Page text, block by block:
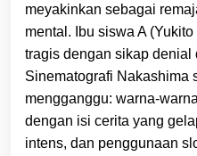
meyakinkan sebagai
mental. Ibu siswa A
tragis dengan sikap denial
Sinematografi Nakashima
mengganggu: warna-
dengan isi cerita yang
intens, dan penggunaan